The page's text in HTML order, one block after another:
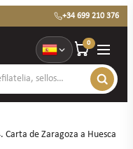
+34 699 210 376
0
Carta de Zaragoza a Huesca